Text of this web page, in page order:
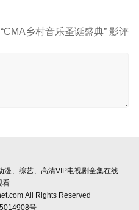
乡村音乐圣诞盛典” 影评
漫、综艺、高清VIP电视剧全集在线
看
All Rights Reserved
号